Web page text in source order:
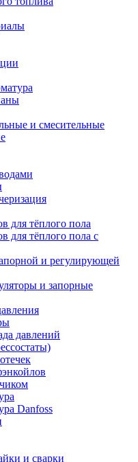
и смесительные
для тёплого пола
для тёплого пола с
и регулирующей
и запорные
давлений
Danfoss
и сварки